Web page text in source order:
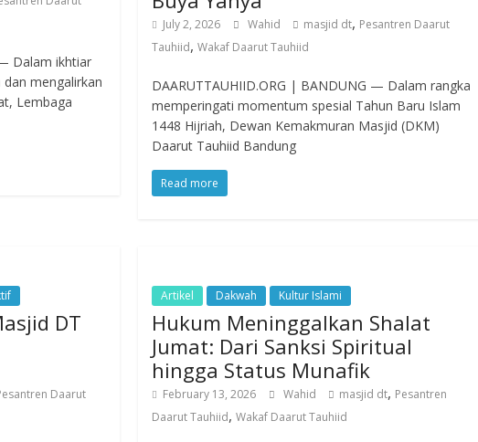
Dalam ikhtiar
mengalirkan
Lembaga
July 2, 2026 Wahid masjid dt, Pesantren Daarut
Tauhiid,Wakaf Daarut Tauhiid
DAARUTTAUHIID.ORG | BANDUNG — Dalam rangka
memperingati momentum spesial Tahun Baru Islam
1448 Hijriah, Dewan Kemakmuran Masjid (DKM)
Daarut Tauhiid Bandung
Read more
DT
Daarut
Artikel Dakwah Kultur Islami
Hukum Meninggalkan Shalat
Jumat: Dari Sanksi Spiritual
hingga Status Munafik
February 13, 2026 Wahid masjid dt, Pesantren
Daarut Tauhiid,Wakaf Daarut Tauhiid